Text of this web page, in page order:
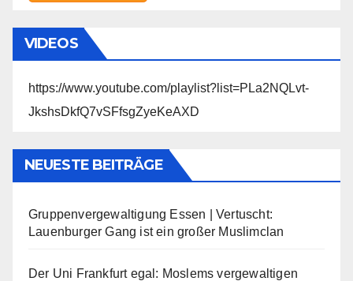
VIDEOS
https://www.youtube.com/playlist?list=PLa2NQLvt-
JkshsDkfQ7vSFfsgZyeKeAXD
NEUESTE BEITRÄGE
Gruppenvergewaltigung Essen | Vertuscht:
Lauenburger Gang ist ein großer Muslimclan
Der Uni Frankfurt egal: Moslems vergewaltigen